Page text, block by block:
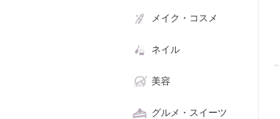
メイク・コスメ
ネイル
美容
グルメ・スイーツ